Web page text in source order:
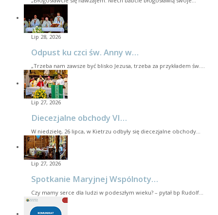
Lip 28, 2026
Odpust ku czci św. Anny w…
„Trzeba nam zawsze być blisko Jezusa, trzeba za przykładem św.…
Lip 27, 2026
Diecezjalne obchody VI…
W niedzielę, 26 lipca, w Kietrzu odbyły się diecezjalne obchody…
Lip 27, 2026
Spotkanie Maryjnej Wspólnoty…
Czy mamy serce dla ludzi w podeszłym wieku? – pytał bp Rudolf…